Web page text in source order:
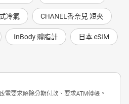
冷氣 CHANEL香奈兒 短夾
InBody 體脂計 日本 eSIM
電要求解除分期付款、要求ATM轉帳。